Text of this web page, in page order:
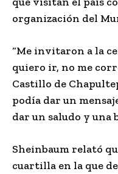
organización del
“Me invitaron a la
quiero ir, no me
Castillo de
podía dar un
dar un saludo y una
Sheinbaum relató
cuartilla en la que